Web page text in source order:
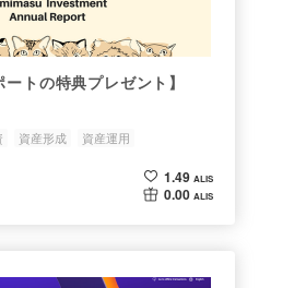
ートの特典プレゼント】
資産形成
資産運用
1.49 ALIS
0.00 ALIS